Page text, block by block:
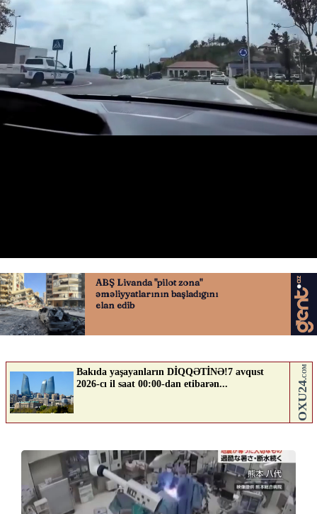
Laçında sınıq-salxaq qocalar qalıb